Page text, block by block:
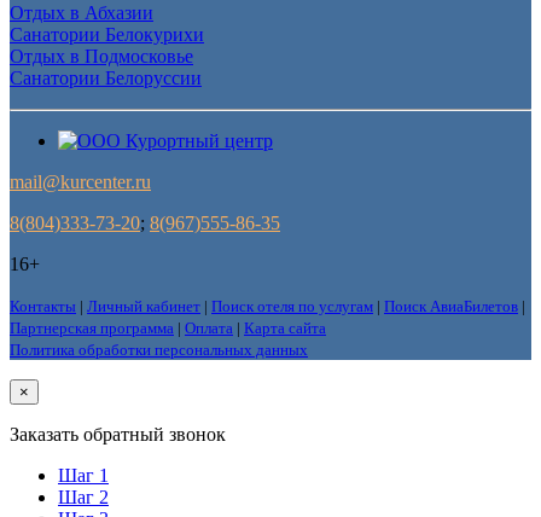
Отдых в Абхазии
Санатории Белокурихи
Отдых в Подмосковье
Санатории Белоруссии
mail@kurcenter.ru
8(804)333-73-20; 8(967)555-86-35
16+
Контакты | Личный кабинет | Поиск отеля по услугам | Поиск АвиаБилетов |
Партнерская программа | Оплата | Карта сайта
Политика обработки персональных данных
×
Заказать обратный звонок
Шаг 1
Шаг 2